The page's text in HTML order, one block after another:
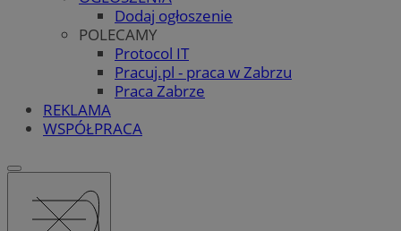
Dodaj ogłoszenie
POLECAMY
Protocol IT
Pracuj.pl - praca w Zabrzu
Praca Zabrze
REKLAMA
WSPÓŁPRACA